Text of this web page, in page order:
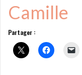
Camille
Partager :